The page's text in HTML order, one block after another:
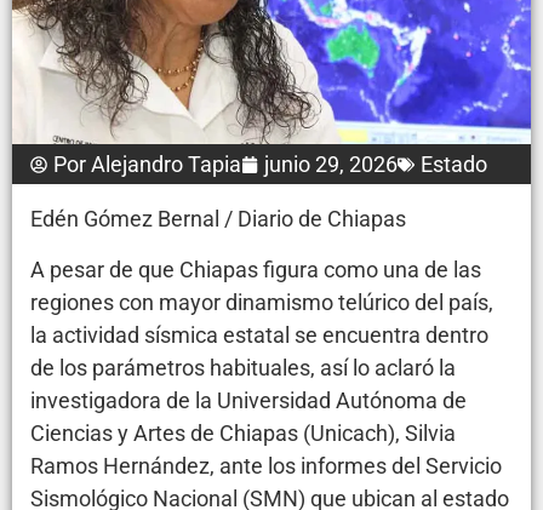
PorAlejandro Tapia junio 29, 2026 Estado
Edén Gómez Bernal / Diario de Chiapas
A pesar de que Chiapas figura como una de las
regiones con mayor dinamismo telúrico del país,
la actividad sísmica estatal se encuentra dentro
de los parámetros habituales, así lo aclaró la
investigadora de la Universidad Autónoma de
Ciencias y Artes de Chiapas (Unicach), Silvia
Ramos Hernández, ante los informes del Servicio
Sismológico Nacional (SMN) que ubican al estado